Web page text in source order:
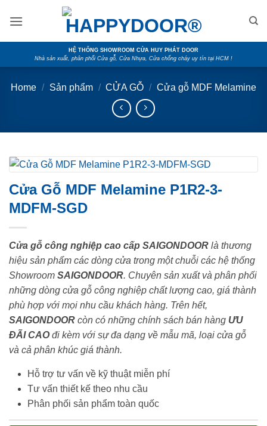
HỆ THỐNG SHOWROOM CỬA HUY PHÁT DOOR
Nhà sản xuất, phân phối Cửa gỗ, Cửa Nhựa, Cửa chống cháy uy tín tại HCM !
Home / Sản phẩm / CỬA GỖ / Cửa gỗ MDF Melamine
Cửa Gỗ MDF Melamine P1R2-3-
MDFM-SGD
Cửa gỗ công nghiệp cao cấp SAIGONDOOR là thương
hiệu sản phẩm các dòng cửa trong một chuỗi các hệ thống
Showroom SAIGONDOOR. Chuyên sản xuất và phân phối
những dòng cửa gỗ công nghiệp chất lượng cao, giá thành
phù hợp với mọi nhu cầu khách hàng. Trên hết,
SAIGONDOOR còn có những chính sách bán hàng ƯU
ĐÃI CAOđi kèm với sự đa dạng về mẫu mã, loại cửa gỗ
và cả phân khúc giá thành.
Hỗ trợ tư vấn về kỹ thuật miễn phí
Tư vấn thiết kế theo nhu cầu
Phân phối sản phẩm toàn quốc